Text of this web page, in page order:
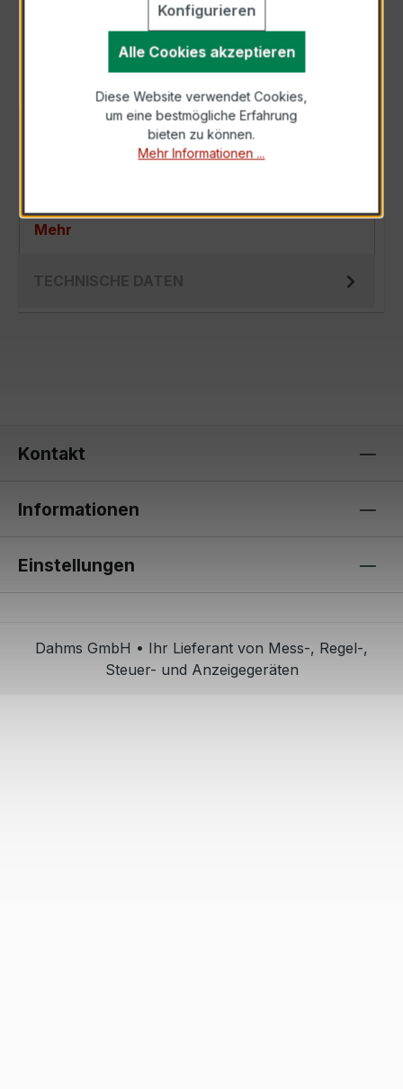
Als PDF exportieren
Der EASKD 21.3 3x150/5A 2,5VA Kl.0,5 ist ein
Verrechnungsstromwandler der bewährten…
Mehr
TECHNISCHE DATEN
Kontakt
Informationen
Einstellungen
Dahms GmbH • Ihr Lieferant von Mess-, Regel-,
Steuer- und Anzeigegeräten
Konfigurieren
Alle Cookies akzeptieren
Diese Website verwendet Cookies,
um eine bestmögliche Erfahrung
bieten zu können.
Mehr Informationen ...